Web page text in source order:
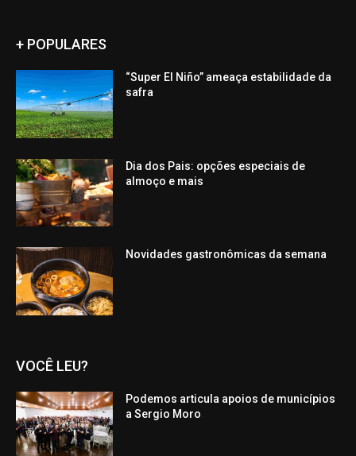
+ POPULARES
“Super El Niño” ameaça estabilidade da
safra
Dia dos Pais: opções especiais de
almoço e mais
Novidades gastronômicas da semana
VOCÊ LEU?
Podemos articula apoios de municípios
a Sergio Moro